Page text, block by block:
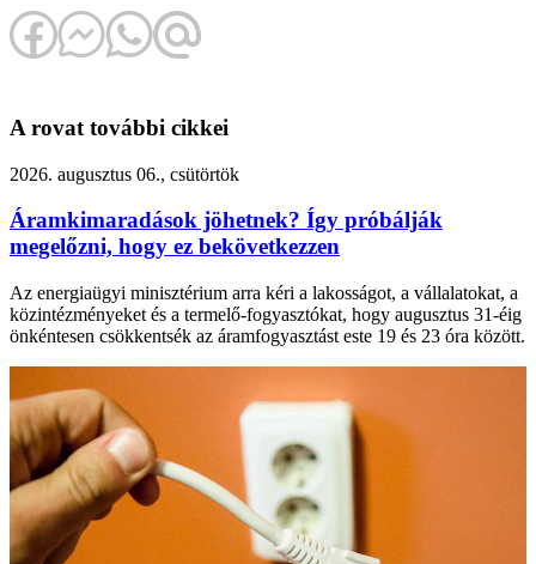
A rovat további cikkei
2026. augusztus 06., csütörtök
Áramkimaradások jöhetnek? Így próbálják
megelőzni, hogy ez bekövetkezzen
Az energiaügyi minisztérium arra kéri a lakosságot, a vállalatokat, a
közintézményeket és a termelő-fogyasztókat, hogy augusztus 31-éig
önkéntesen csökkentsék az áramfogyasztást este 19 és 23 óra között.